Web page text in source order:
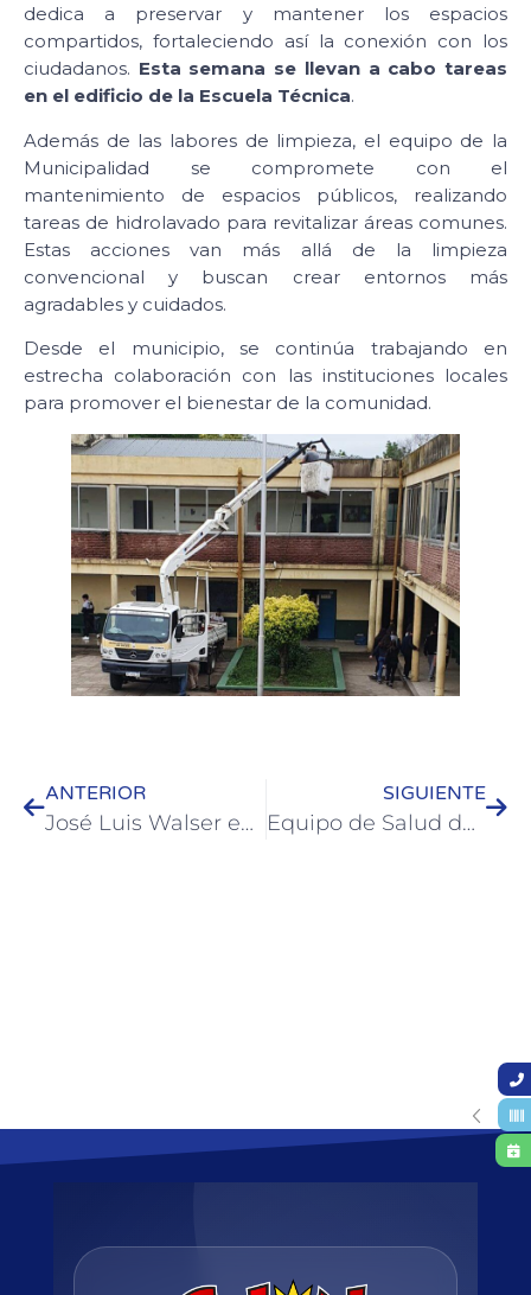
dedica a preservar y mantener los espacios
compartidos, fortaleciendo así la conexión con los
ciudadanos. Esta semana se llevan a cabo tareas
en el edificio de la Escuela Técnica.
Además de las labores de limpieza, el equipo de la
Municipalidad se compromete con el
mantenimiento de espacios públicos, realizando
tareas de hidrolavado para revitalizar áreas comunes.
Estas acciones van más allá de la limpieza
convencional y buscan crear entornos más
agradables y cuidados.
Desde el municipio, se continúa trabajando en
estrecha colaboración con las instituciones locales
para promover el bienestar de la comunidad.
ANTERIOR
José Luis Walser evaluó la situación de los evacuados por la creciente junto a la ministra Marisa Paira
SIGUIENTE
Equipo de Salud de la Municipalidad brindó taller en la Escuela Técnica 2